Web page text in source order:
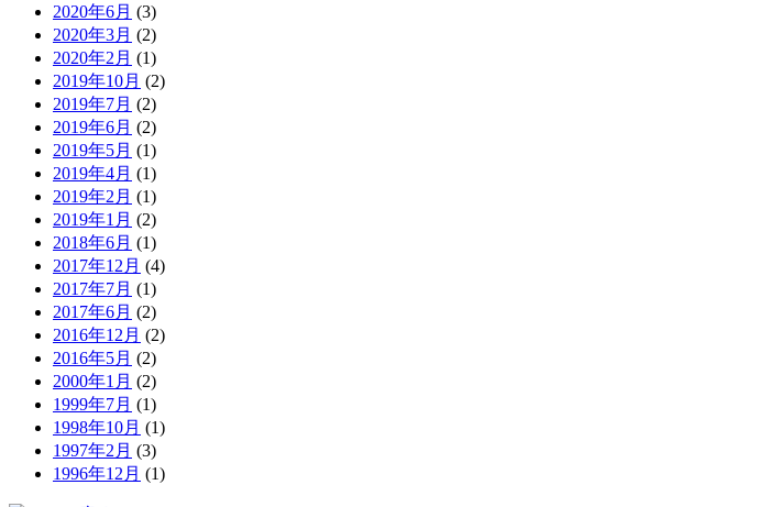
2020年6月 (3)
2020年3月 (2)
2020年2月 (1)
2019年10月 (2)
2019年7月 (2)
2019年6月 (2)
2019年5月 (1)
2019年4月 (1)
2019年2月 (1)
2019年1月 (2)
2018年6月 (1)
2017年12月 (4)
2017年7月 (1)
2017年6月 (2)
2016年12月 (2)
2016年5月 (2)
2000年1月 (2)
1999年7月 (1)
1998年10月 (1)
1997年2月 (3)
1996年12月 (1)